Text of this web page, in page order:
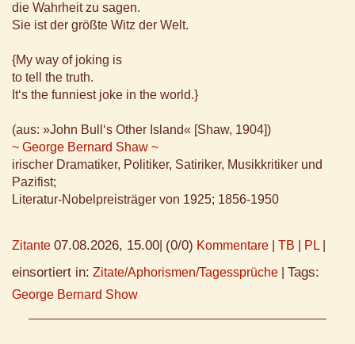
die Wahrheit zu sagen.
Sie ist der größte Witz der Welt.
{My way of joking is
to tell the truth.
It‘s the funniest joke in the world.}
(aus: »John Bull‘s Other Island« [Shaw, 1904])
~ George Bernard Shaw ~
irischer Dramatiker, Politiker, Satiriker, Musikkritiker und
Pazifist;
Literatur-Nobelpreisträger von 1925; 1856-1950
Zitante 07.08.2026, 15.00 (0/0) Kommentare TB PL
einsortiert in: Zitate/Aphorismen/Tagessprüche Tags:
George Bernard Show